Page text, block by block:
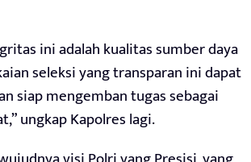
ini adalah kualitas sumber daya
seleksi yang transparan ini dapat
siap mengemban tugas sebagai
ungkap Kapolres lagi.